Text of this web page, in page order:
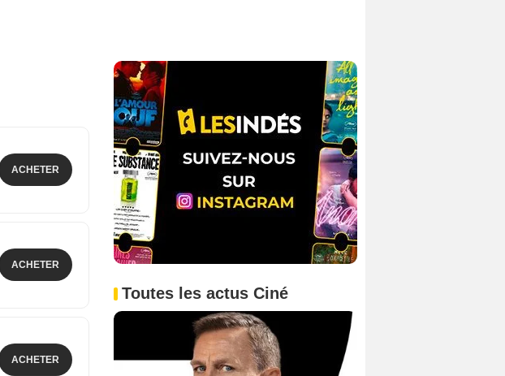
ACHETER
ACHETER
ACHETER
Toutes les actus Ciné